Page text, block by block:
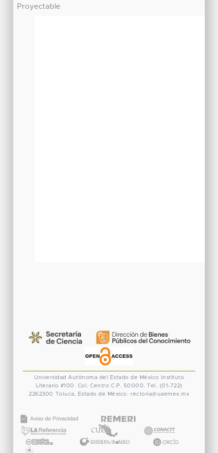
Proyectable
Universidad Autónoma del Estado de México
Instituto
Literario #100. Col. Centro C.P. 50000. Tel. (01-722)
2262300 Toluca, Estado de México. rectoria@uaemex.mx